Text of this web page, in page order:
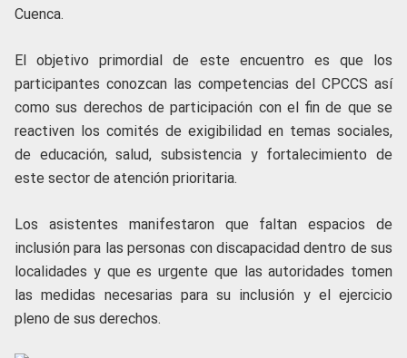
Cuenca.
El objetivo primordial de este encuentro es que los
participantes conozcan las competencias del CPCCS así
como sus derechos de participación con el fin de que se
reactiven los comités de exigibilidad en temas sociales,
de educación, salud, subsistencia y fortalecimiento de
este sector de atención prioritaria.
Los asistentes manifestaron que faltan espacios de
inclusión para las personas con discapacidad dentro de sus
localidades y que es urgente que las autoridades tomen
las medidas necesarias para su inclusión y el ejercicio
pleno de sus derechos.